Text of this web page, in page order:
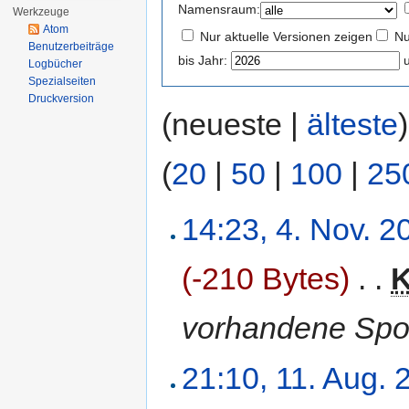
Namensraum:
Nur aktuelle Versionen zeigen
bis Jahr:
(neueste | älteste
(20 | 50 | 100 |
14:23, 4. Nov.
(-210 Bytes) . .
vorhandene
21:10, 11. Aug.
Werkzeuge
Atom
Benutzerbeiträge
Logbücher
Spezialseiten
Druckversion